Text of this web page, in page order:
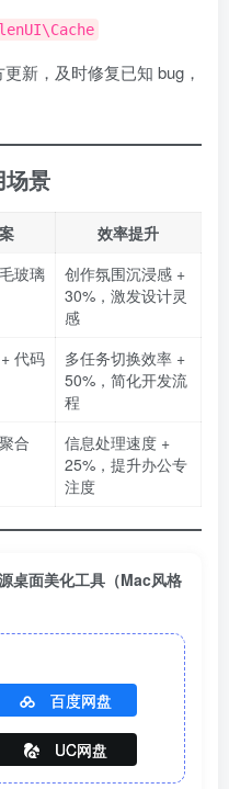
新，及时修复已知 bug，
场景
效率提升
玻璃
创作氛围沉浸感 +
30%，激发设计灵
感
代码
多任务切换效率 +
50%，简化开发流
程
合
信息处理速度 +
25%，提升办公专
注度
桌面美化工具（Mac风格
百度网盘
UC网盘